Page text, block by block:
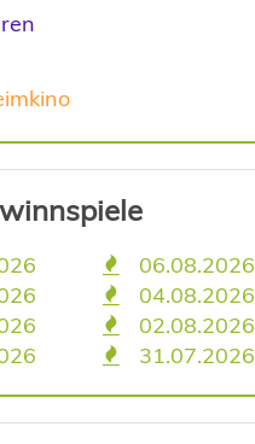
06.08.2026
04.08.2026
02.08.2026
31.07.2026